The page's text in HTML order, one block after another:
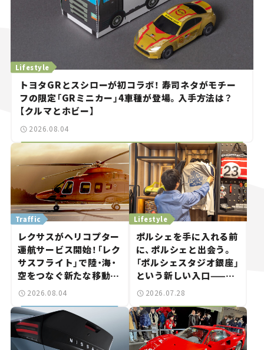
Lifestyle
トヨタGRとスシローが初コラボ！ 寿司ネタがモチー
フの限定「GRミニカー」4車種が登場。入手方法は？
【クルマとホビー】
2026.08.04
Traffic
レクサスがヘリコプター
運航サービス開始！「レク
サスフライト」で陸・海・
空をつなぐ新たな移動体
験とは
2026.08.04
Lifestyle
ポルシェを手に入れる前
に、ポルシェと出会う。
「ポルシェスタジオ銀座」
という新しい入口——連
載｜CCGとクルマでどう
2026.07.28